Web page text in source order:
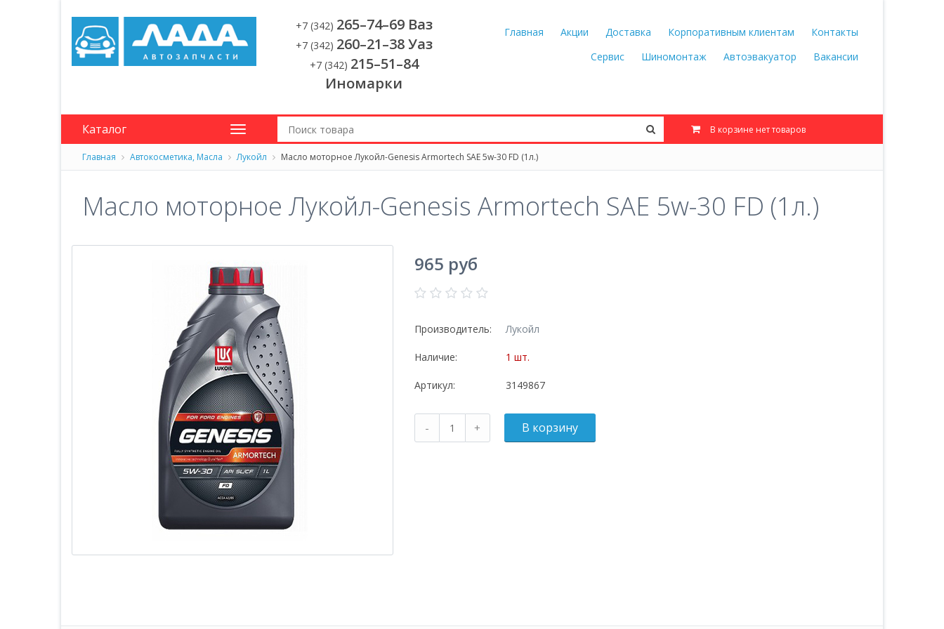
Главная Акции Доставка Корпоративным клиентам
Контакты
Сервис
Шиномонтаж Автоэвакуатор Вакансии
+7 (342) 265–74–69 Ваз
+7 (342) 260–21–38 Уаз
+7 (342) 215–51–84
Иномарки
Каталог В корзине нет товаров
Главная Автокосметика, Масла Лукойл Масло моторное Лукойл-Genesis Armortech SAE 5w-30 FD (1л.)
Масло моторное Лукойл-Genesis Armortech SAE 5w-30 FD (1л.)
965 руб
Производитель: Лукойл
Наличие: 1 шт.
Артикул: 3149867